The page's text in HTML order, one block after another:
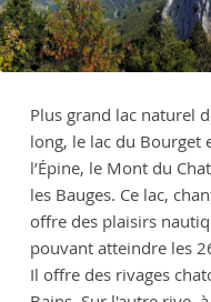
Plus grand lac naturel
long, le lac du Bourget
l’Épine, le Mont du
les Bauges. Ce lac,
offre des plaisirs
pouvant atteindre les
Il offre des rivages